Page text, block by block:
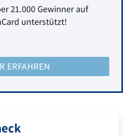
21.000 Gewinner auf
unterstützt!
ERFAHREN